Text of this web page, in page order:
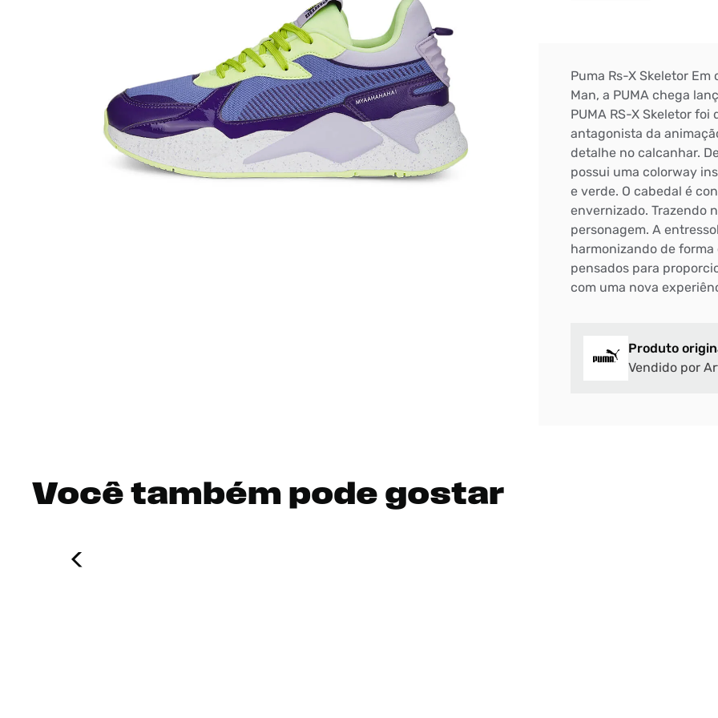
Puma Rs-X Skeletor
Man, a PUMA chega
PUMA RS-X Skeletor
antagonista da
detalhe no calcanhar.
possui uma colorway
e verde. O cabedal é
envernizado. Trazendo
personagem. A
harmonizando de forma
pensados para
com uma nova
Produto
Vendido por
Você também pode gostar